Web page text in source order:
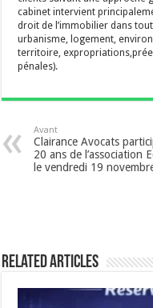
cabinet intervient
droit de l’immobilier dans
urbanisme, logement,
territoire,
pénales).
Avant
Clairance Avocats
20 ans de l’association
le vendredi 19
Related Articles